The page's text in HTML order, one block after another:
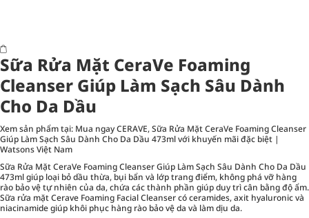
Sữa Rửa Mặt CeraVe Foaming
Cleanser Giúp Làm Sạch Sâu Dành
Cho Da Dầu
Xem sản phẩm tại: Mua ngay CERAVE, Sữa Rửa Mặt CeraVe Foaming Cleanser
Giúp Làm Sạch Sâu Dành Cho Da Dầu 473ml với khuyến mãi đặc biệt |
Watsons Việt Nam
Sữa Rửa Mặt CeraVe Foaming Cleanser Giúp Làm Sạch Sâu Dành Cho Da Dầu
473ml giúp loại bỏ dầu thừa, bụi bẩn và lớp trang điểm, không phá vỡ hàng
rào bảo vệ tự nhiên của da, chứa các thành phần giúp duy trì cân bằng độ ẩm.
Sữa rửa mặt Cerave Foaming Facial Cleanser có ceramides, axit hyaluronic và
niacinamide giúp khôi phục hàng rào bảo vệ da và làm dịu da.